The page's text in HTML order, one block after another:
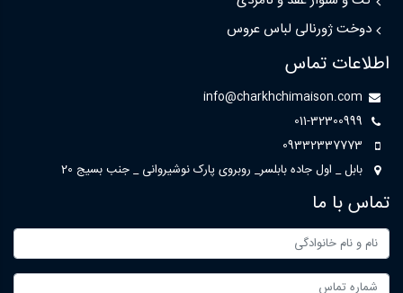
دوخت ژورنالی لباس عروس
اطلاعات تماس
info@charkhchimaison.com
011-32300999
09332337773
بابل _ اول جاده بابلسر_ روبروی پارک نوشیروانی _ جنب بسیج 20
تماس با ما